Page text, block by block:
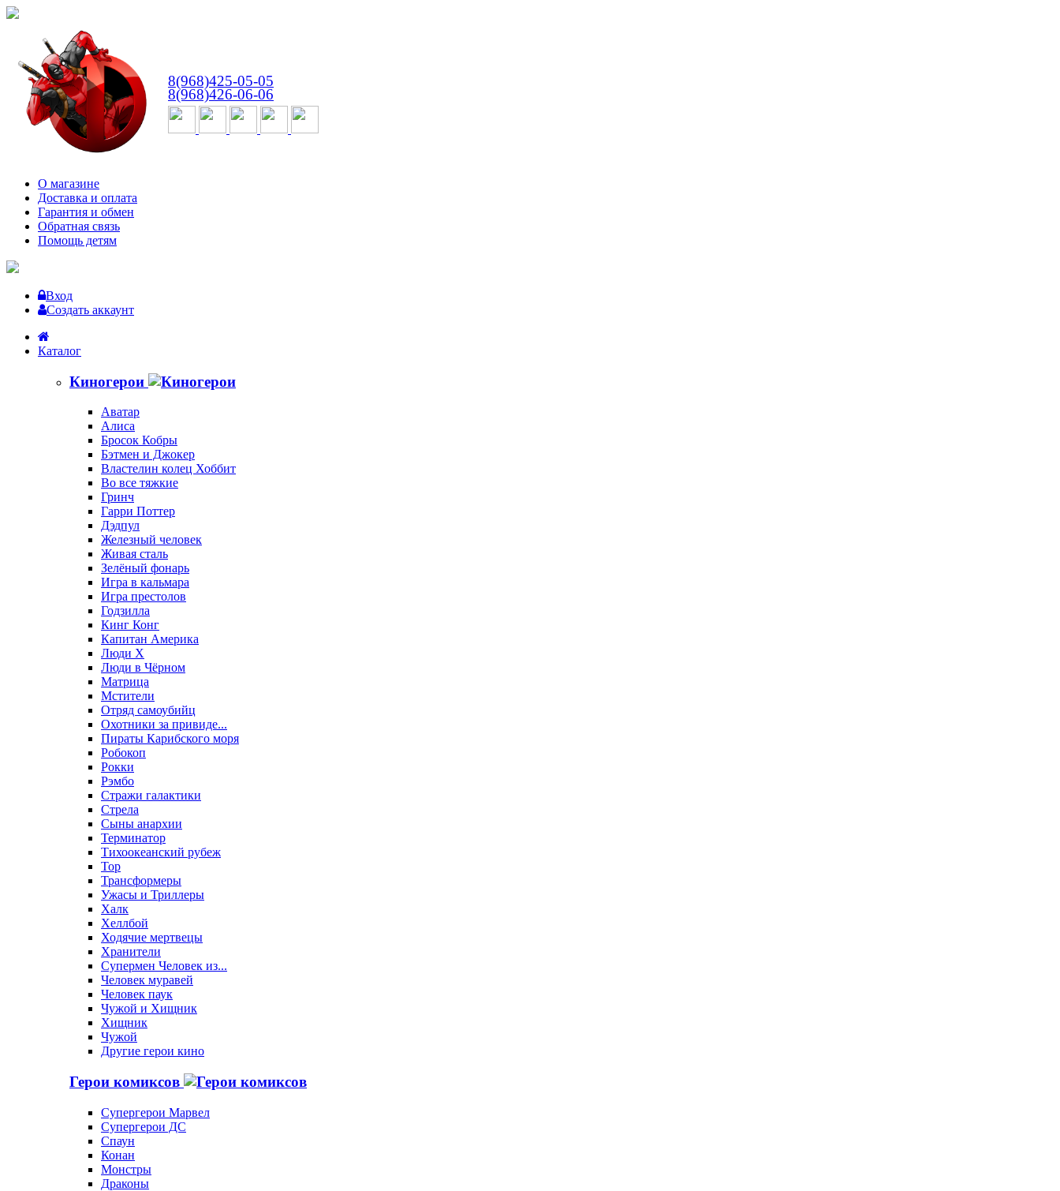
8(968)425-05-05
8(968)426-06-06
О магазине
Доставка и оплата
Гарантия и обмен
Обратная связь
Помощь детям
Вход
Создать аккаунт
Каталог
Киногерои
Аватар
Алиса
Бросок Кобры
Бэтмен и Джокер
Властелин колец Хоббит
Во все тяжкие
Гринч
Гарри Поттер
Дэдпул
Железный человек
Живая сталь
Зелёный фонарь
Игра в кальмара
Игра престолов
Годзилла
Кинг Конг
Капитан Америка
Люди X
Люди в Чёрном
Матрица
Мстители
Отряд самоубийц
Охотники за привиде...
Пираты Карибского моря
Робокоп
Рокки
Рэмбо
Стражи галактики
Стрела
Сыны анархии
Терминатор
Тихоокеанский рубеж
Тор
Трансформеры
Ужасы и Триллеры
Халк
Хеллбой
Ходячие мертвецы
Хранители
Супермен Человек из...
Человек муравей
Человек паук
Чужой и Хищник
Хищник
Чужой
Другие герои кино
Герои комиксов
Супергерои Марвел
Супергерои ДС
Спаун
Конан
Монстры
Драконы